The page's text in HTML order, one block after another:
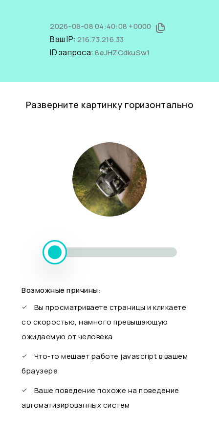
2026-08-08 04:40:08 +0000
Ваш IP:216.73.216.33
ID запроса:8eJHZCdkuSw1
Разверните картинку горизонтально
Возможные причины:
Вы просматриваете страницы и кликаете
со скоростью, намного превышающую
ожидаемую от человека
Что-то мешает работе javascript в вашем
браузере
Ваше поведение похоже на поведение
автоматизированных систем